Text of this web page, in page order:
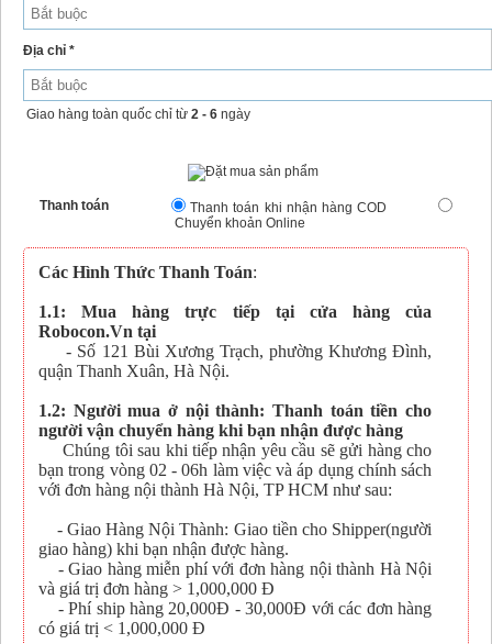
Địa chỉ *
Giao hàng toàn quốc chỉ từ 2 - 6 ngày
Thanh toán
Thanh toán khi nhận hàng COD
Chuyển khoản Online
Các Hình Thức Thanh Toán:
1.1: Mua hàng trực tiếp tại cửa hàng của
Robocon.Vn tại
- Số 121 Bùi Xương Trạch, phường Khương Đình,
quận Thanh Xuân, Hà Nội.
1.2: Người mua ở nội thành: Thanh toán tiền cho
người vận chuyển hàng khi bạn nhận được hàng
Chúng tôi sau khi tiếp nhận yêu cầu sẽ gửi hàng cho
bạn trong vòng 02 - 06h làm việc và áp dụng chính sách
với đơn hàng nội thành Hà Nội, TP HCM như sau:
- Giao Hàng Nội Thành: Giao tiền cho Shipper(người
giao hàng) khi bạn nhận được hàng.
- Giao hàng miễn phí với đơn hàng nội thành Hà Nội
và giá trị đơn hàng > 1,000,000 Đ
- Phí ship hàng 20,000Đ - 30,000Đ với các đơn hàng
có giá trị < 1,000,000 Đ